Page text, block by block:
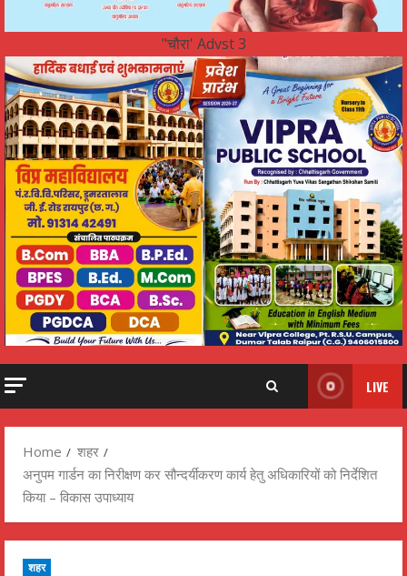
"चौरा' Advst 3
LIVE
Home
शहर
अनुपम गार्डन का निरीक्षण कर सौन्दर्यीकरण कार्य हेतु अधिकारियों को निर्देशित
किया – विकास उपाध्याय
शहर